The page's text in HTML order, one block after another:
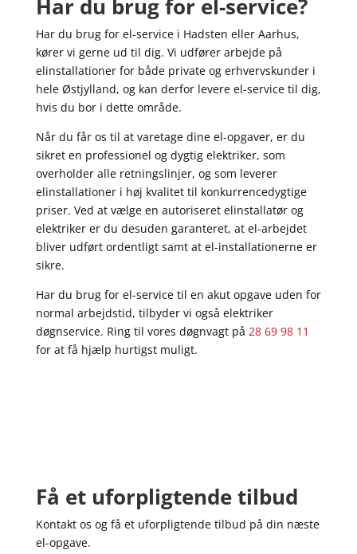
Har du brug for el-service?
Har du brug for el-service i Hadsten eller Aarhus,
kører vi gerne ud til dig. Vi udfører arbejde på
elinstallationer for både private og erhvervskunder i
hele Østjylland, og kan derfor levere el-service til dig,
hvis du bor i dette område.
Når du får os til at varetage dine el-opgaver, er du
sikret en professionel og dygtig elektriker, som
overholder alle retningslinjer, og som leverer
elinstallationer i høj kvalitet til konkurrencedygtige
priser. Ved at vælge en autoriseret elinstallatør og
elektriker er du desuden garanteret, at el-arbejdet
bliver udført ordentligt samt at el-installationerne er
sikre.
Har du brug for el-service til en akut opgave uden for
normal arbejdstid, tilbyder vi også elektriker
døgnservice. Ring til vores døgnvagt på 28 69 98 11
for at få hjælp hurtigst muligt.
Få et uforpligtende tilbud
Kontakt os og få et uforpligtende tilbud på din næste
el-opgave.